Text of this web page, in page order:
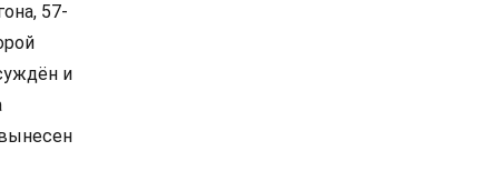
57-
и